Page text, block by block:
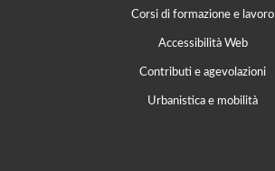
Corsi di formazione e lavoro
Accessibilità Web
Contributi e agevolazioni
Urbanistica e mobilità